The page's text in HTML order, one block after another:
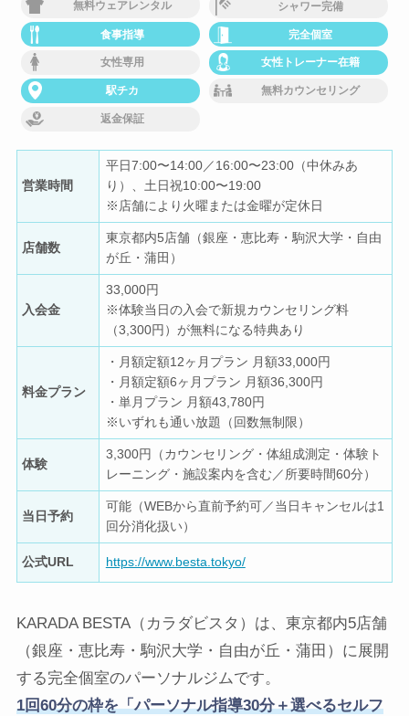
無料ウェアレンタル シャワー完備
食事指導 完全個室
女性専用 女性トレーナー在籍
駅チカ 無料カウンセリング
返金保証
営業時間
平日7:00〜14:00／16:00〜23:00（中休みあ
り）、土日祝10:00〜19:00
※店舗により火曜または金曜が定休日
店舗数
東京都内5店舗（銀座・恵比寿・駒沢大学・自由
が丘・蒲田）
入会金
33,000円
※体験当日の入会で新規カウンセリング料
（3,300円）が無料になる特典あり
料金プラン
・月額定額12ヶ月プラン 月額33,000円
・月額定額6ヶ月プラン 月額36,300円
・単月プラン 月額43,780円
※いずれも通い放題（回数無制限）
体験
3,300円（カウンセリング・体組成測定・体験ト
レーニング・施設案内を含む／所要時間60分）
当日予約
可能（WEBから直前予約可／当日キャンセルは1
回分消化扱い）
公式URL https://www.besta.tokyo/
KARADA BESTA（カラダビスタ）は、東京都内5店舗
（銀座・恵比寿・駒沢大学・自由が丘・蒲田）に展開
する完全個室のパーソナルジムです。
1回60分の枠を「パーソナル指導30分＋選べるセルフ